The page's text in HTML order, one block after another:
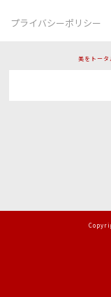
プライバシーポリシー
美をトー